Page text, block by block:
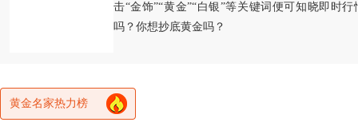
击“金饰”“黄金”“白银”等关键词便可知晓即时
吗？你想抄底黄金吗？
黄金名家热力榜